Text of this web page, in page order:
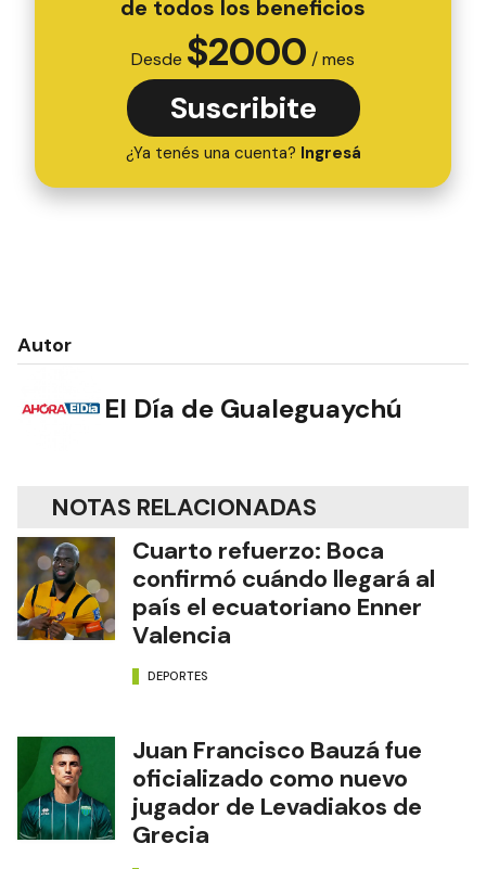
de todos los beneficios
Desde $2000 / mes
Suscribite
¿Ya tenés una cuenta? Ingresá
Autor
El Día de Gualeguaychú
NOTAS RELACIONADAS
Cuarto refuerzo: Boca
confirmó cuándo llegará al
país el ecuatoriano Enner
Valencia
DEPORTES
Juan Francisco Bauzá fue
oficializado como nuevo
jugador de Levadiakos de
Grecia